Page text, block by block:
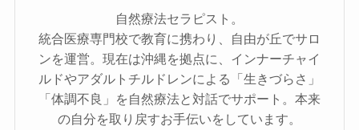
自然療法セラピスト。
統合医療専門校で教育に携わり、自由が丘でサロ
ンを運営。現在は沖縄を拠点に、インナーチャイ
ルドやアダルトチルドレンによる「生きづらさ」
「体調不良」を自然療法と対話でサポート。本来
の自分を取り戻すお手伝いをしています。